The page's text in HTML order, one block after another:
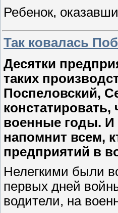
Ребенок,
Так ковалась
Десятки
таких
Поспеловский,
военные годы. И
напомнит всем,
предприятий в
Нелегкими были
первых дней
водители, на